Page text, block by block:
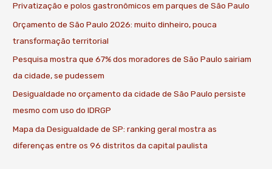
Privatização e polos gastronômicos em parques de São Paulo
Orçamento de São Paulo 2026: muito dinheiro, pouca
transformação territorial
Pesquisa mostra que 67% dos moradores de São Paulo sairiam
da cidade, se pudessem
Desigualdade no orçamento da cidade de São Paulo persiste
mesmo com uso do IDRGP
Mapa da Desigualdade de SP: ranking geral mostra as
diferenças entre os 96 distritos da capital paulista